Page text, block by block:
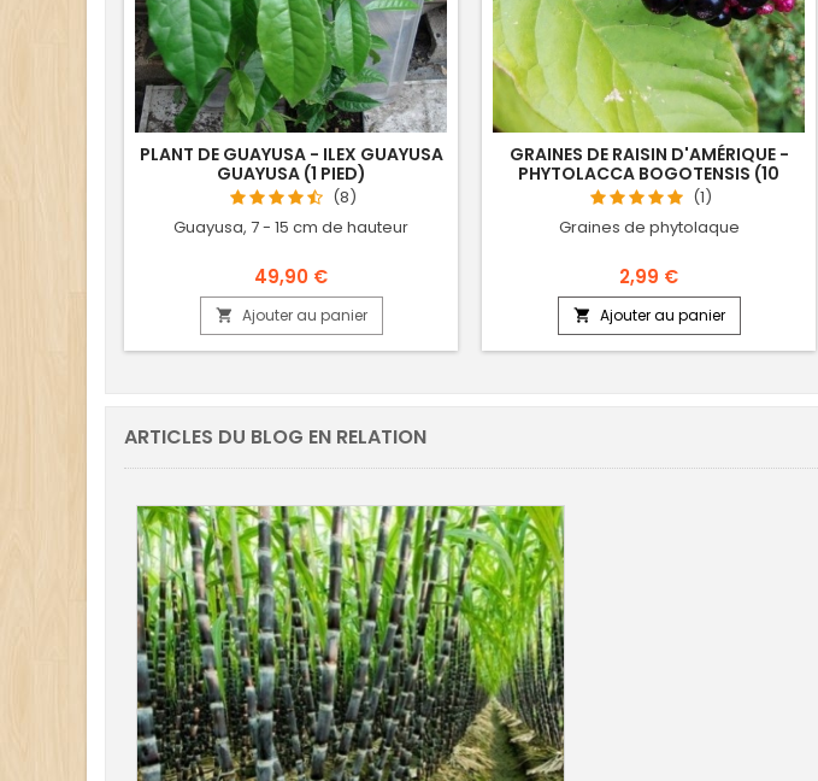
PLANT DE GUAYUSA - ILEX GUAYUSA
GUAYUSA (1 PIED)
(8)
Guayusa, 7 - 15 cm de hauteur
49,90 €
 Ajouter au panier
GRAINES DE RAISIN D'AMÉRIQUE -
PHYTOLACCA BOGOTENSIS (10
SEMENCES)(1)
Graines de phytolaque
2,99 €
 Ajouter au panier
ARTICLES DU BLOG EN RELATION